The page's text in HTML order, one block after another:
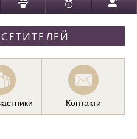
Контакти